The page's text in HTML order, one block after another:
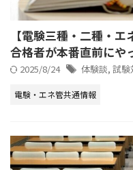
【電験三種・二種・
合格者が本番直前にや
2025/8/24 体験談, 試験
電験・エネ管共通情報